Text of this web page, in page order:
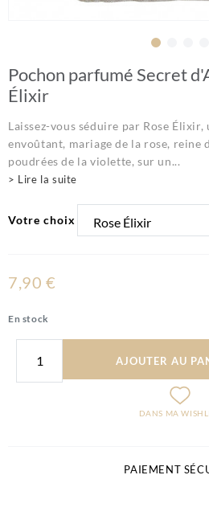
Pochon parfumé Secret
Élixir
Laissez-vous séduire par Rose
envoûtant, mariage de la rose, reine
poudrées de la violette, sur un...
> Lire la suite
Votre choix
7,90 €
En stock
AJOUTER AU
DANS MA
PAIEMENT